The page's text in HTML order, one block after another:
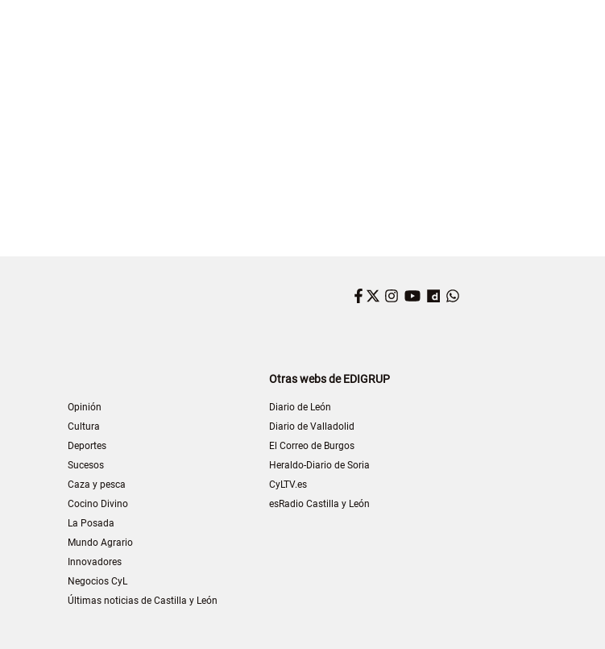
Facebook
Twitter
Instagram
YouTube
Dailymotion
Opinión
Cultura
Deportes
Sucesos
Caza y pesca
Cocino Divino
La Posada
Mundo Agrario
Innovadores
Negocios CyL
Últimas noticias de Castilla y León
Otras webs de EDIGRUP
Diario de León
Diario de Valladolid
El Correo de Burgos
Heraldo-Diario de Soria
CyLTV.es
esRadio Castilla y León